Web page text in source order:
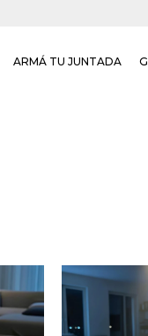
ARMÁ TU JUNTADA